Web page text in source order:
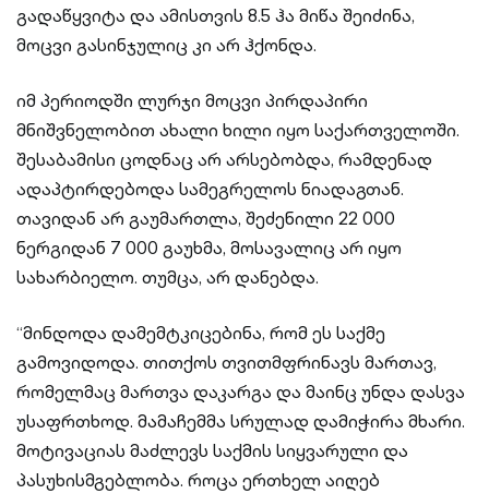
გადაწყვიტა და ამისთვის 8.5 ჰა მიწა შეიძინა,
მოცვი გასინჯულიც კი არ ჰქონდა.
იმ პერიოდში ლურჯი მოცვი პირდაპირი
მნიშვნელობით ახალი ხილი იყო საქართველოში.
შესაბამისი ცოდნაც არ არსებობდა, რამდენად
ადაპტირდებოდა სამეგრელოს ნიადაგთან.
თავიდან არ გაუმართლა, შეძენილი 22 000
ნერგიდან 7 000 გაუხმა, მოსავალიც არ იყო
სახარბიელო. თუმცა, არ დანებდა.
“მინდოდა დამემტკიცებინა, რომ ეს საქმე
გამოვიდოდა. თითქოს თვითმფრინავს მართავ,
რომელმაც მართვა დაკარგა და მაინც უნდა დასვა
უსაფრთხოდ. მამაჩემმა სრულად დამიჭირა მხარი.
მოტივაციას მაძლევს საქმის სიყვარული და
პასუხისმგებლობა. როცა ერთხელ აიღებ